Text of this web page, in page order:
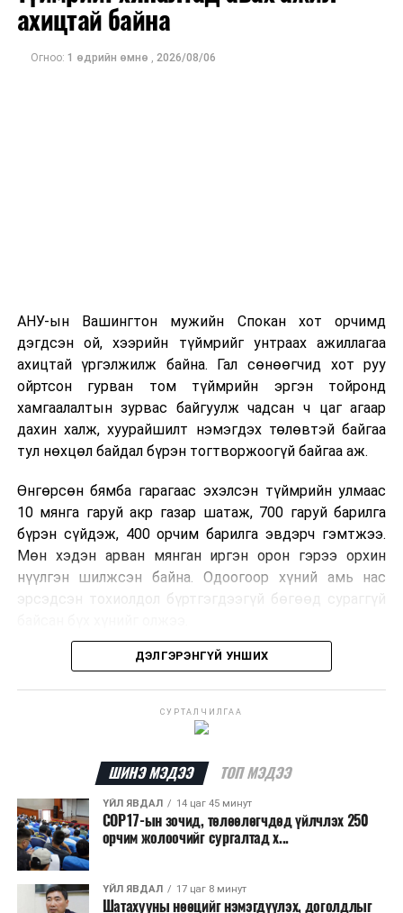
оны орлого 6.2 тэрбум рубль, цэвэр ашиг нь 1.9
тэрбум рубльд хүрсэн гэж РБК мэдээлсэн байна.
Одоогоор дэлбэрэлтийн шалтгаан, хэрэгт холбоотой
ахицтай байна
Огноо: 1 өдрийн өмнө , 2026/08/06
АНУ-ын Вашингтон мужийн Спокан хот орчимд
дэгдсэн ой, хээрийн түймрийг унтраах ажиллагаа
ахицтай үргэлжилж байна. Гал сөнөөгчид хот руу
ойртсон гурван том түймрийн эргэн тойронд
хамгаалалтын зурвас байгуулж чадсан ч цаг агаар
дахин халж, хуурайшилт нэмэгдэх төлөвтэй байгаа
тул нөхцөл байдал бүрэн тогтворжоогүй байгаа аж.
Өнгөрсөн бямба гарагаас эхэлсэн түймрийн улмаас
10 мянга гаруй акр газар шатаж, 700 гаруй барилга
бүрэн сүйдэж, 400 орчим барилга эвдэрч гэмтжээ.
Мөн хэдэн арван мянган иргэн орон гэрээ орхин
нүүлгэн шилжсэн байна. Одоогоор хүний амь нас
эрсэдсэн тохиолдол бүртгэгдээгүй бөгөөд сураггүй
Албаныхны мэдээлснээр түймрийн нэг голомтыг
шатаасан гэх үндэслэлээр эрүүгийн хэрэг үүсгэн
шалтгааныг үргэлжлүүлэн тогтоож байгаа бөгөөд
аянгын улмаас үүсээгүй гэж үзэж байгаа аж.
Одоогоор АНУ даяар 13 мужид 90 гаруй томоохон ой,
хээрийн түймэр идэвхтэй үргэлжилж байгаагийн
талаас илүү нь Орегон болон Вашингтон мужид
бүртгэгдсэн байна. Цаг уурын байгууллагууд ойрын
ДЭЛГЭРЭНГҮЙ УНШИХ
СУРТАЛЧИЛГАА
ШИНЭ МЭДЭЭ ТОП МЭДЭЭ
ҮЙЛ ЯВДАЛ 14 цаг 45 минут
COP17-ын зочид, төлөөлөгчдөд үйлчлэх 250
орчим жолоочийг сургалтад х...
ҮЙЛ ЯВДАЛ 17 цаг 8 минут
Шатахууны нөөцийг нэмэгдүүлэх, доголдлыг